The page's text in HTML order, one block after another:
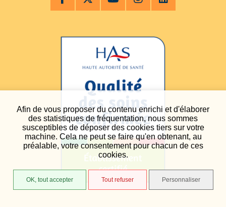
Afin de vous proposer du contenu enrichi et d'élaborer
des statistiques de fréquentation, nous sommes
susceptibles de déposer des cookies tiers sur votre
machine. Cela ne peut se faire qu'en obtenant, au
préalable, votre consentement pour chacun de ces
cookies.
OK, tout accepter Tout refuser Personnaliser